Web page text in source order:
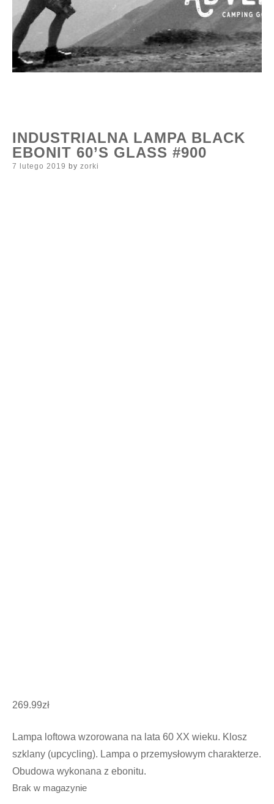
INDUSTRIALNA LAMPA BLACK
EBONIT 60’S GLASS #900
Posted
7 lutego 2019 by zorki
269.99zł
Lampa loftowa wzorowana na lata 60 XX wieku. Klosz
szklany (upcycling). Lampa o przemysłowym charakterze.
Obudowa wykonana z ebonitu.
Brak w magazynie